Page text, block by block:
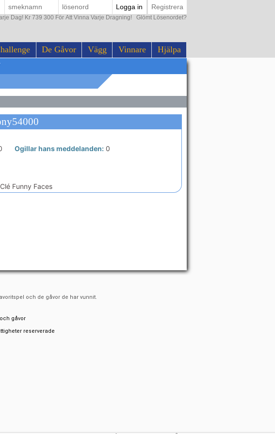
De Gåvor Vägg Vinnare Hjälpa
Logga in Registrera
Dag! Kr 739 300 För Att Vinna Varje Dragning! Glömt Lösenordet?
Ogillar hans meddelanden:0
Funny Faces
och de gåvor de har vunnit.
gåvor
reserverade